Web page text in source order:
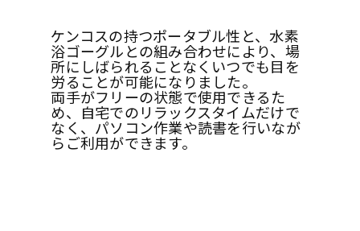
ケンコスの持つポータブル性と、水素
浴ゴーグルとの組み合わせにより、場
所にしばられることなくいつでも目を
労ることが可能になりました。
両手がフリーの状態で使用できるた
め、自宅でのリラックスタイムだけで
なく、パソコン作業や読書を行いなが
らご利用ができます。